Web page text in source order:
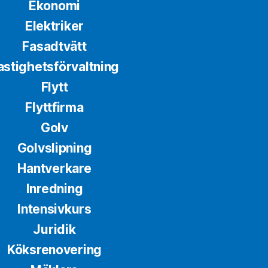
Ekonomi
Elektriker
Fasadtvätt
Flytt
Flyttfirma
Golv
Golvslipning
Hantverkare
Inredning
Intensivkurs
Juridik
Köksrenovering